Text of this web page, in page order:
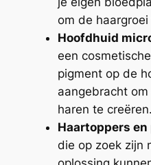
om de
Hoofdhuid
een
pigment op de
aangebracht
haren te creëren.
Haartoppers
die op zoek zijn